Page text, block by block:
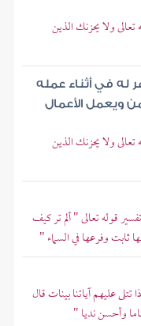
ولا يحزنك الذين
له في أثناء عمله
ويعمل الأعمال
ولا يحزنك الذين
قوله تعالى " ألم تر كيف
ثابت وفرعها في السماء "
عليهم آياتنا بينات قال
وأحسن نديا "